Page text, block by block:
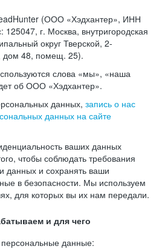
(ООО «Хэдхантер», ИНН
г. Москва, внутригородская
округ Тверской, 2-
дом 48, помещ. 25).
слова «мы», «наша
об ООО «Хэдхантер».
данных, запись о нас
данных на сайте
ваших данных
чтобы соблюдать требования
данных и сохранять ваши
в безопасности. Мы используем
для которых вы их нам передали.
и для чего
данные: